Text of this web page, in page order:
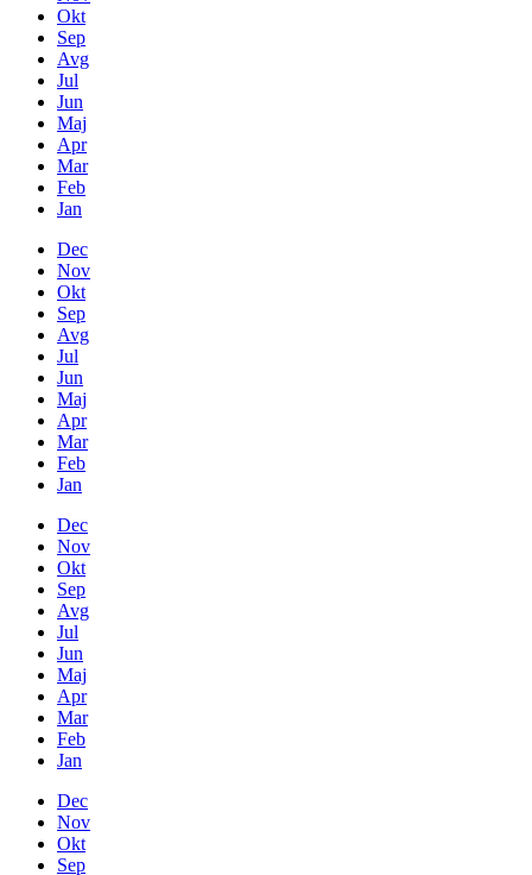
Okt
Sep
Avg
Jul
Jun
Maj
Apr
Mar
Feb
Jan
Dec
Nov
Okt
Sep
Avg
Jul
Jun
Maj
Apr
Mar
Feb
Jan
Dec
Nov
Okt
Sep
Avg
Jul
Jun
Maj
Apr
Mar
Feb
Jan
Dec
Nov
Okt
Sep